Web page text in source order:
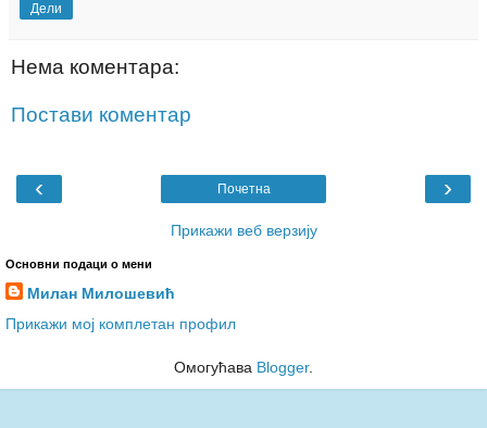
Дели
Нема коментара:
Постави коментар
‹ ›
Почетна
Прикажи веб верзију
Основни подаци о мени
Милан Милошевић
Прикажи мој комплетан профил
Омогућава Blogger.